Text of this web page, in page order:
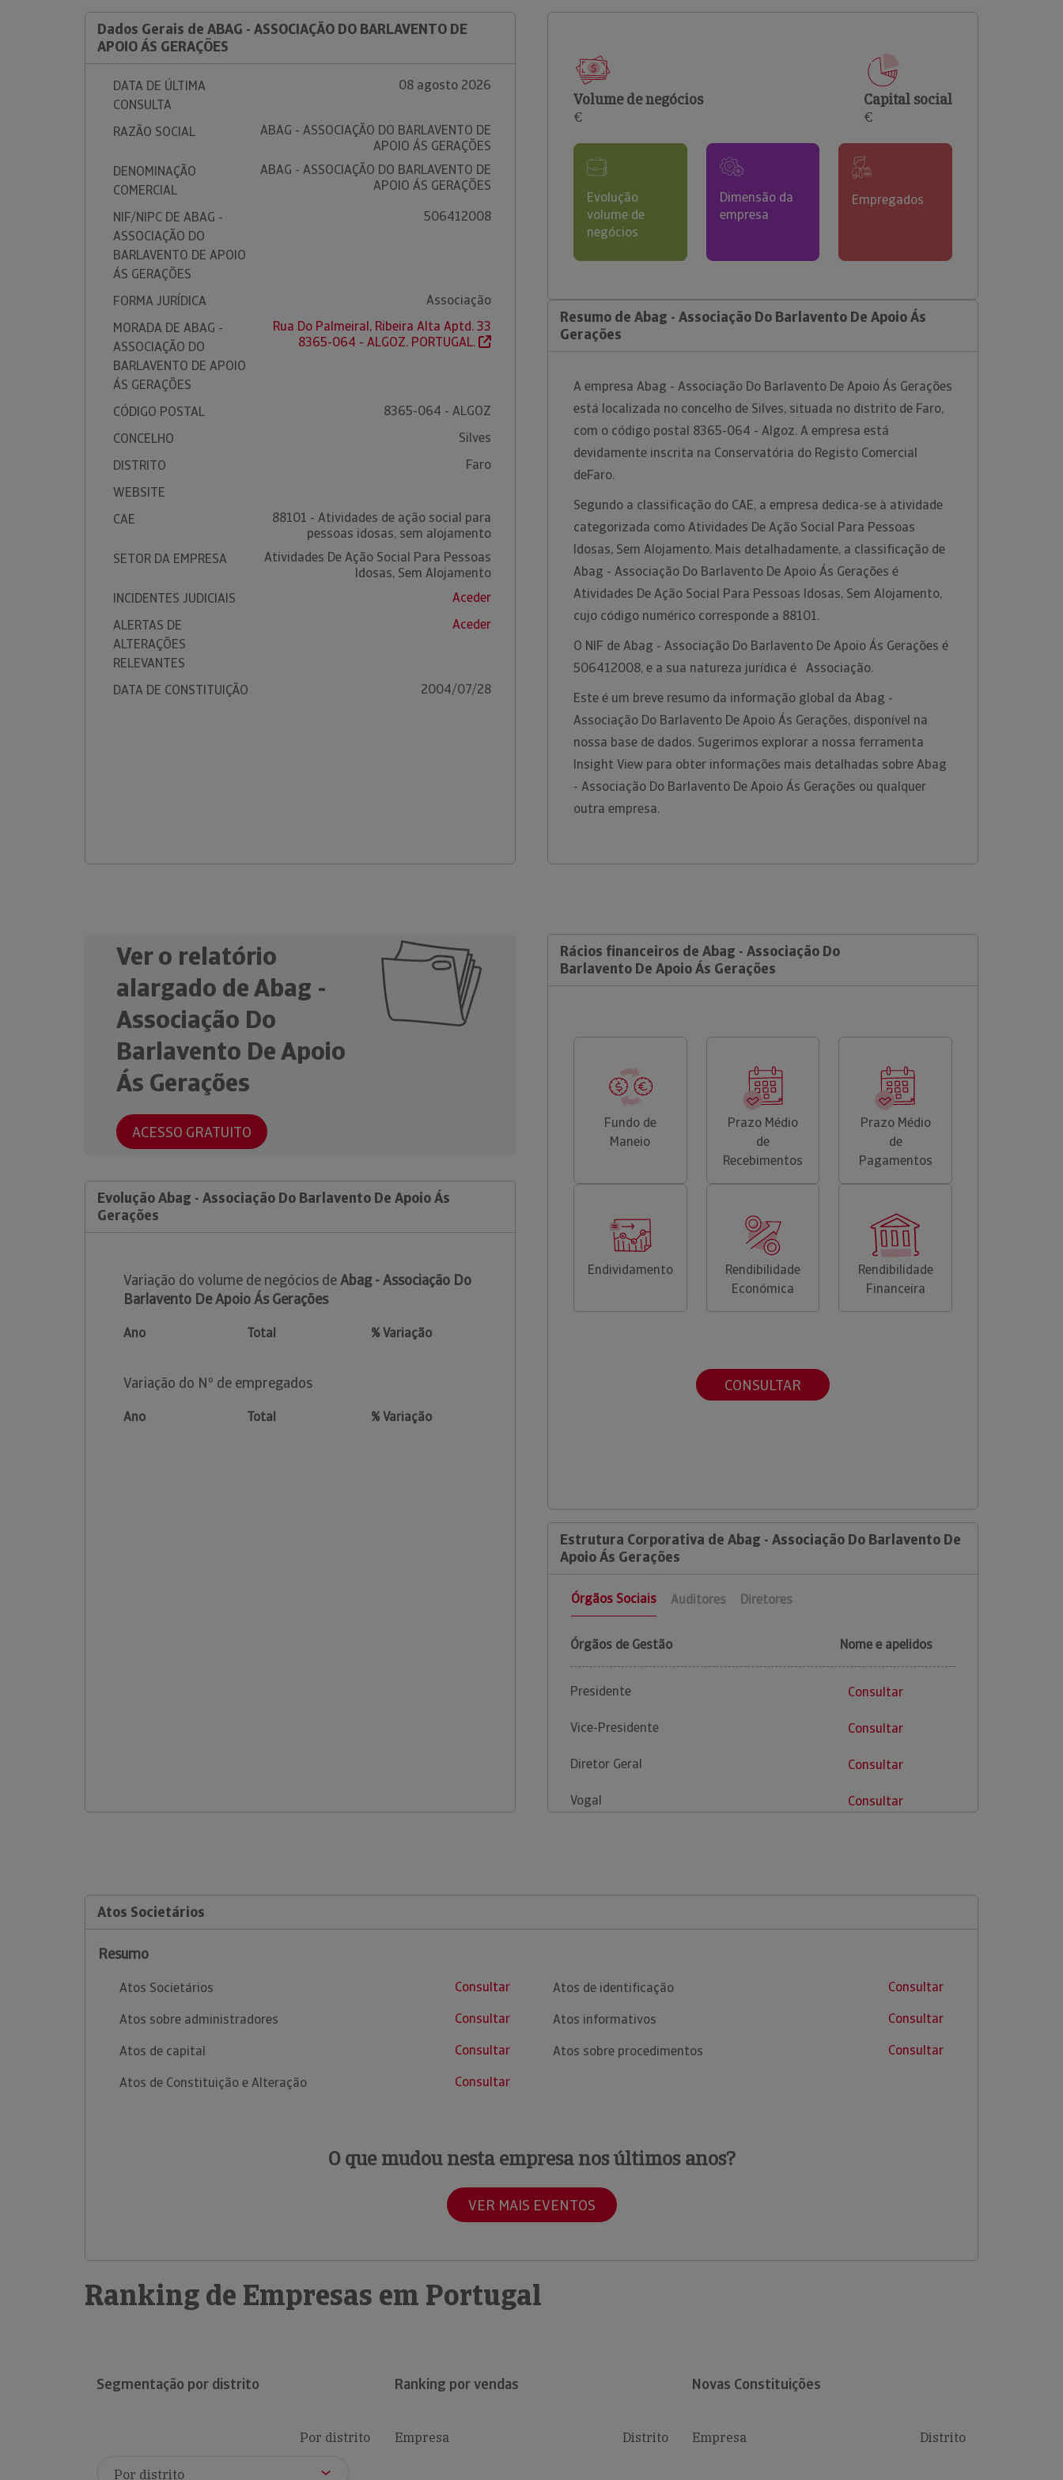
comerciais e analisar o risco de incumprimento dos
Dados Gerais de ABAG - ASSOCIAÇÃO DO BARLAVENTO DE
APOIO ÁS GERAÇÕES
DATA DE ÚLTIMA
CONSULTA
08 agosto 2026
RAZÃO SOCIAL
ABAG - ASSOCIAÇÃO DO BARLAVENTO DE
APOIO ÁS GERAÇÕES
DENOMINAÇÃO
COMERCIAL
ABAG - ASSOCIAÇÃO DO BARLAVENTO DE
APOIO ÁS GERAÇÕES
NIF/NIPC DE ABAG -
ASSOCIAÇÃO DO
BARLAVENTO DE APOIO
ÁS GERAÇÕES
506412008
FORMA JURÍDICA
Associação
MORADA DE ABAG -
ASSOCIAÇÃO DO
BARLAVENTO DE APOIO
ÁS GERAÇÕES
Rua Do Palmeiral, Ribeira Alta Aptd. 33
8365-064 - ALGOZ. PORTUGAL.
CÓDIGO POSTAL
8365-064 - ALGOZ
CONCELHO
Silves
DISTRITO
Faro
WEBSITE
CAE
88101 - Atividades de ação social para
pessoas idosas, sem alojamento
SETOR DA EMPRESA
Atividades De Ação Social Para Pessoas
Idosas, Sem Alojamento
INCIDENTES JUDICIAIS
Aceder
ALERTAS DE
ALTERAÇÕES
RELEVANTES
Aceder
DATA DE CONSTITUIÇÃO 2004/07/28
Volume de negócios
€
Capital social
€
Evolução
volume de
negócios
Dimensão da
empresa
Empregados
Resumo de Abag - Associação Do Barlavento De Apoio Ás
Gerações
A empresa Abag - Associação Do Barlavento De Apoio Ás Gerações
está localizada no concelho de Silves, situada no distrito de Faro,
com o código postal 8365-064 - Algoz. A empresa está
devidamente inscrita na Conservatória do Registo Comercial
deFaro.
Segundo a classificação do CAE, a empresa dedica-se à atividade
categorizada como Atividades De Ação Social Para Pessoas
Idosas, Sem Alojamento. Mais detalhadamente, a classificação de
Abag - Associação Do Barlavento De Apoio Ás Gerações é
Atividades De Ação Social Para Pessoas Idosas, Sem Alojamento,
cujo código numérico corresponde a 88101.
O NIF de Abag - Associação Do Barlavento De Apoio Ás Gerações é
506412008, e a sua natureza jurídica é Associação.
Este é um breve resumo da informação global da Abag -
Associação Do Barlavento De Apoio Ás Gerações, disponível na
nossa base de dados. Sugerimos explorar a nossa ferramenta
Insight View para obter informações mais detalhadas sobre Abag
- Associação Do Barlavento De Apoio Ás Gerações ou qualquer
outra empresa.
Ver o relatório
alargado de Abag -
Associação Do
Barlavento De Apoio
Ás Gerações
ACESSO GRATUITO
Evolução Abag - Associação Do Barlavento De Apoio Ás
Gerações
Variação do volume de negócios deAbag - Associação Do
Barlavento De Apoio Ás Gerações
Ano Total % Variação
Variação do Nº de empregados
Ano Total % Variação
Rácios financeiros de Abag - Associação Do
Barlavento De Apoio Ás Gerações
Fundo de
Maneio
Prazo Médio
de
Recebimentos
Prazo Médio
de
Pagamentos
Endividamento
Rendibilidade
Económica
Rendibilidade
Financeira
CONSULTAR
Estrutura Corporativa de Abag - Associação Do Barlavento De
Apoio Ás Gerações
Órgãos Sociais Auditores Diretores
Órgãos de Gestão Nome e apelidos
Presidente Consultar
Vice-Presidente Consultar
Diretor Geral Consultar
Vogal Consultar
Atos Societários
Resumo
Atos Societários
Consultar
Atos sobre administradores
Consultar
Atos de capital
Consultar
Atos de Constituição e Alteração
Consultar
Atos de identificação
Consultar
Atos informativos
Consultar
Atos sobre procedimentos
Consultar
O que mudou nesta empresa nos últimos anos?
VER MAIS EVENTOS
Ranking de Empresas em Portugal
Segmentação por distrito
Por distrito
Ranking por vendas
Empresa Distrito
Novas Constituições
Empresa Distrito